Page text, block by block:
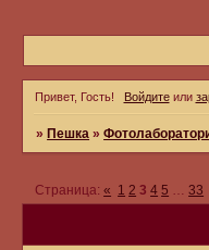
Привет, Гость! Войдитеили
» Пешка »
Страница:« 1 2 3 4 5 … 33